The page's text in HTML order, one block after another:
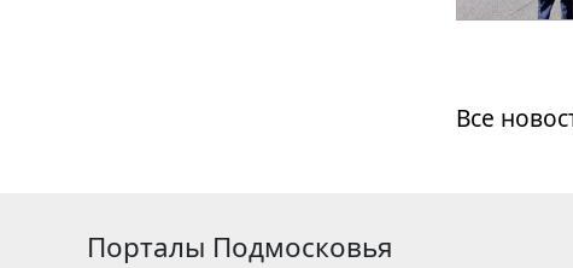
Все
Порталы Подмосковья